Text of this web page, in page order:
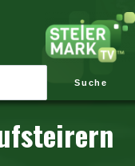
Suche